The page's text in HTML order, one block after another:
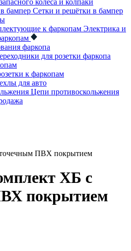
колеса и колпаки
Сетки и решётки в бампер
Электрика и
фаркопа
для розетки фаркопа
к фаркопам
для авто
Цепи противоскольжения
ПВХ покрытием
ХБ с
покрытием